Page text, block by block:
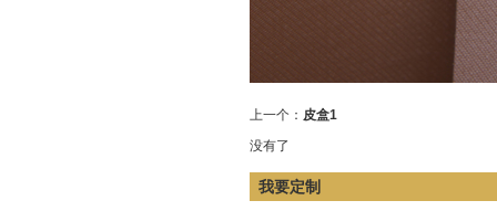
上一个： 皮盒1
没有了
我要定制